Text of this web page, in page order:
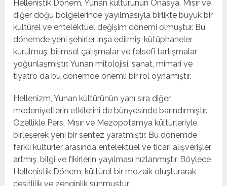
Hellenistik Dönem, Yunan kültürünün Önasya, Mısır ve
diğer doğu bölgelerinde yayılmasıyla birlikte büyük bir
kültürel ve entelektüel değişim dönemi olmuştur. Bu
dönemde yeni şehirler inşa edilmiş, kütüphaneler
kurulmuş, bilimsel çalışmalar ve felsefi tartışmalar
yoğunlaşmıştır. Yunan mitolojisi, sanat, mimari ve
tiyatro da bu dönemde önemli bir rol oynamıştır.
Hellenizm, Yunan kültürünün yanı sıra diğer
medeniyetlerin etkilerini de bünyesinde barındırmıştır.
Özellikle Pers, Mısır ve Mezopotamya kültürleriyle
birleşerek yeni bir sentez yaratmıştır. Bu dönemde
farklı kültürler arasında entelektüel ve ticari alışverişler
artmış, bilgi ve fikirlerin yayılması hızlanmıştır. Böylece
Hellenistik Dönem, kültürel bir mozaik oluşturarak
çeşitlilik ve zenginlik sunmuştur.